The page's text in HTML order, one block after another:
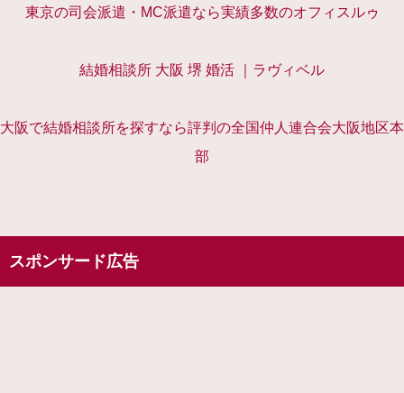
東京の司会派遣・MC派遣なら実績多数のオフィスルゥ
結婚相談所 大阪 堺 婚活 ｜ラヴィベル
大阪で結婚相談所を探すなら評判の全国仲人連合会大阪地区本
部
スポンサード広告